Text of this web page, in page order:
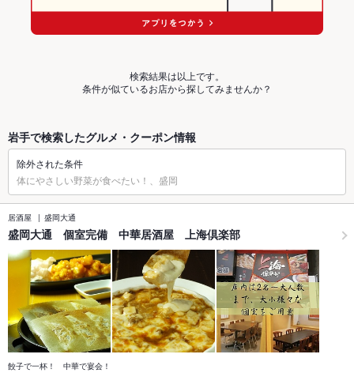
検索結果は以上です。
条件が似ているお店から探してみませんか？
岩手で検索したグルメ・クーポン情報
除外された条件
体にやさしい野菜が食べたい！、盛岡
居酒屋 盛岡大通
盛岡大通 個室完備 中華居酒屋 上海倶楽部
餃子で一杯！ 中華で宴会！